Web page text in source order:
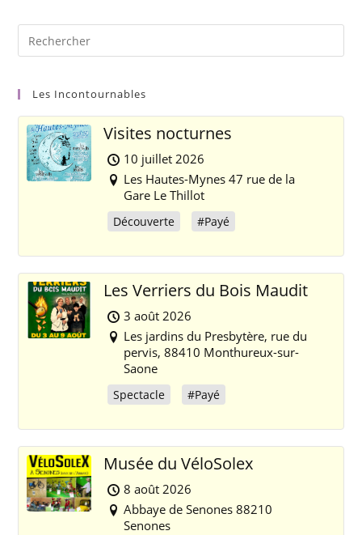
Les Incontournables
Visites nocturnes
10 juillet 2026
Les Hautes-Mynes 47 rue de la
Gare Le Thillot
Découverte #Payé
Les Verriers du Bois Maudit
3 août 2026
Les jardins du Presbytère, rue du
pervis, 88410 Monthureux-sur-
Saone
Spectacle #Payé
Musée du VéloSolex
8 août 2026
Abbaye de Senones 88210
Senones